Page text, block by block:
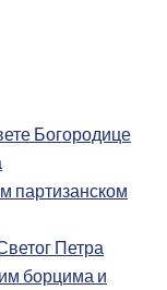
Богородице
партизанском
Петра
борцима и